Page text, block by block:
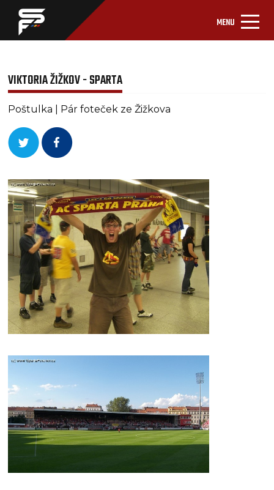
MENU
VIKTORIA ŽIŽKOV - SPARTA
Poštulka | Pár foteček ze Žižkova